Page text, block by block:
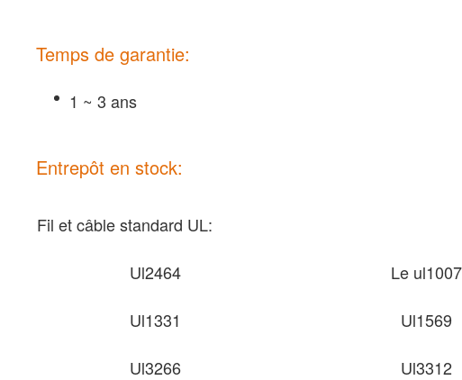
Temps de garantie:
1 ~ 3 ans
Entrepôt en stock:
Fil et câble standard UL:
Ul2464 Le ul1007
Ul1331 Ul1569
Ul3266 Ul3312